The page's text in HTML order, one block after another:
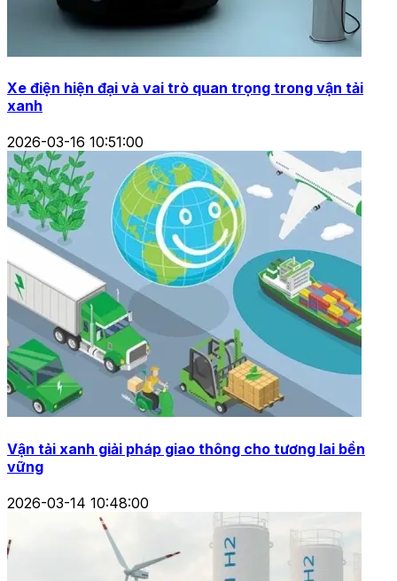
Xe điện hiện đại và vai trò quan trọng trong vận tải
xanh
2026-03-16 10:51:00
Vận tải xanh giải pháp giao thông cho tương lai bền
vững
2026-03-14 10:48:00